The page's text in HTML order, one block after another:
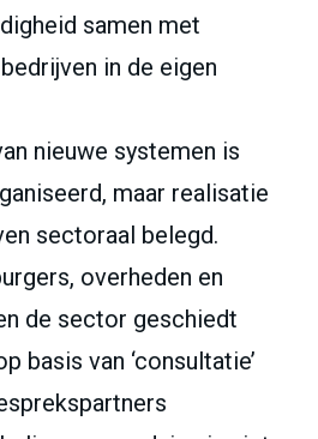
samen met
in de eigen
nieuwe systemen is
maar realisatie
sectoraal belegd.
overheden en
de sector geschiedt
basis van ‘consultatie’